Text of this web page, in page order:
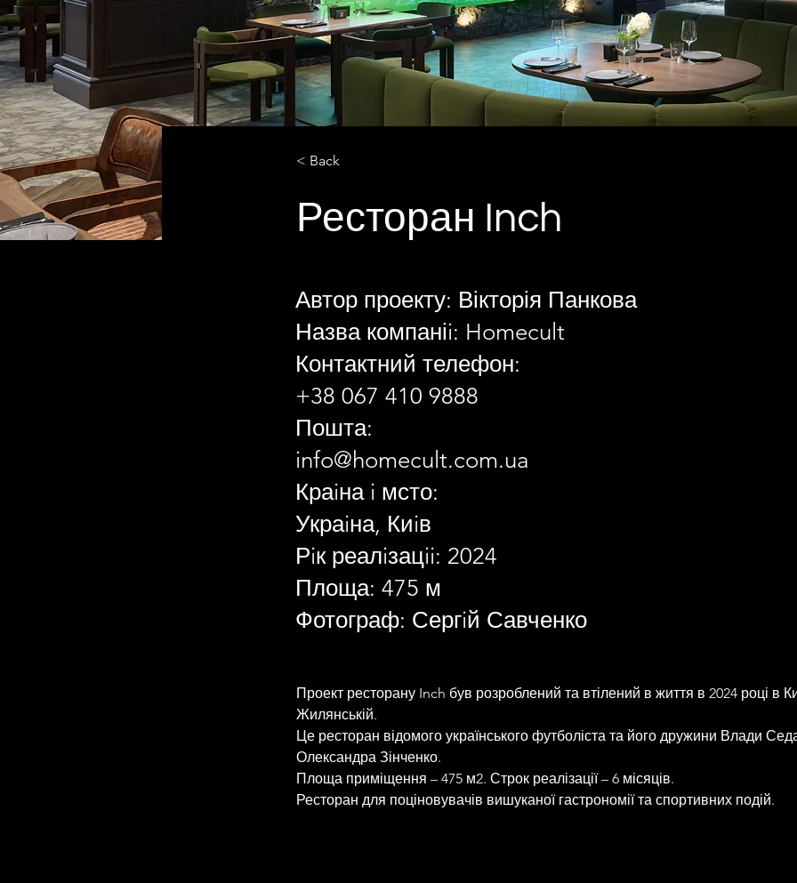
< Back
Ресторан Inch
Автор проекту: Вікторія Панкова
Назва компаніi: Homecult
Контактний телефон:
+38 067 410 9888
Пошта:
info@homecult.com.ua
Краiна i мсто:
Украiна, Киiв
Рiк реалiзацii: 2024
Площа: 475 м
Фотограф: Сергiй Савченко
Проект ресторану Inch був розроблений та втілений в життя в 2024 році в
Жилянській.
Це ресторан відомого українського футболіста та його дружини Влади
Олександра Зінченко.
Площа приміщення – 475 м2. Строк реалізації – 6 місяців.
Ресторан для поціновувачів вишуканої гастрономії та спортивних подій.